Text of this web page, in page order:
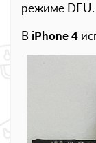
режиме DFU.
В iPhone 4